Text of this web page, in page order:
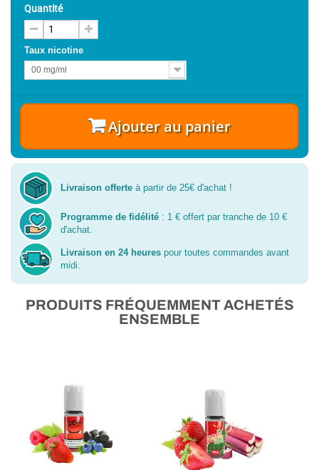
Quantité
Taux nicotine
00 mg/ml
Ajouter au panier
Livraison offerte à partir de 25€ d'achat !
Programme de fidélité : 1 € offert par tranche de 10 €
d'achat.
Livraison en 24 heures pour toutes commandes avant
midi.
PRODUITS FRÉQUEMMENT ACHETÉS
ENSEMBLE